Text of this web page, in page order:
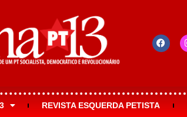
REVISTA ESQUERDA PETISTA